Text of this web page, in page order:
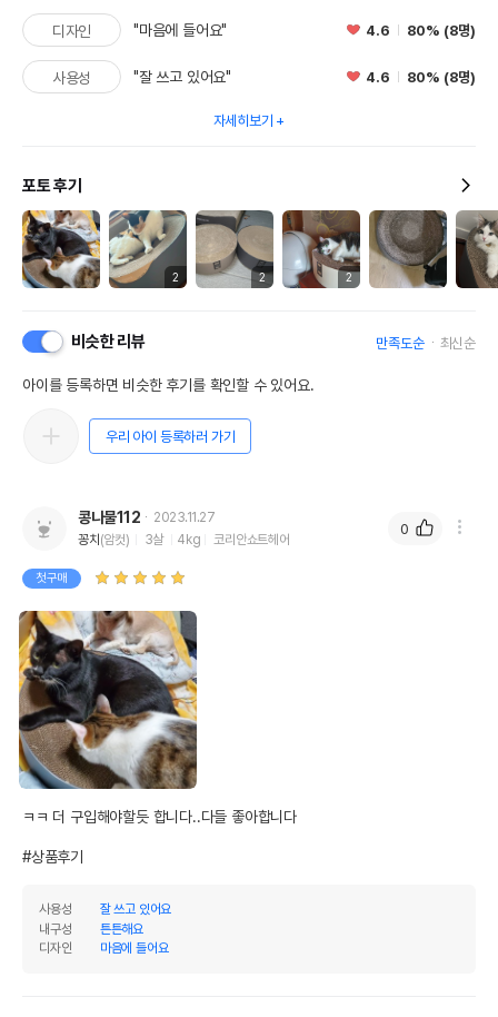
디자인 "마음에 들어요" 4.6 80% (8명)
사용성 "잘 쓰고 있어요" 4.6 80% (8명)
자세히보기
포토 후기
2 2 2
비슷한 리뷰 만족도순 최신순
아이를 등록하면 비슷한 후기를 확인할 수 있어요.
우리 아이 등록하러 가기
콩나물112
2023.11.27
꽁치 (암컷) 3살 4kg 코리안쇼트헤어
첫구매
ㅋㅋ 더 구입해야할듯 합니다..다들 좋아합니다
#상품후기
사용성
잘 쓰고 있어요
내구성
튼튼해요
디자인
마음에 들어요
0